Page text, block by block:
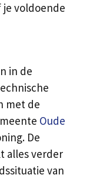
voldoende
in de
met de
Oude
De
alles verder
van